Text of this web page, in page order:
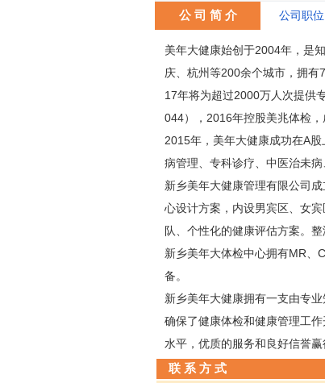
公 司 简 介 公司职位
美年大健康始创于2004年，是
庆、杭州等200余个城市，拥
17年将为超过2000万人次提供
044），2016年控股美兆体检
2015年，美年大健康成功在A
病管理、专科诊疗、中医治未
新乡美年大健康管理有限公司
心设计方案，内设男宾区、女
队、个性化的健康评估方案。
新乡美年大体检中心拥有MR、
备。
新乡美年大健康拥有一支由专
确保了健康体检和健康管理工
水平，优质的服务和良好信誉
联 系 方 式